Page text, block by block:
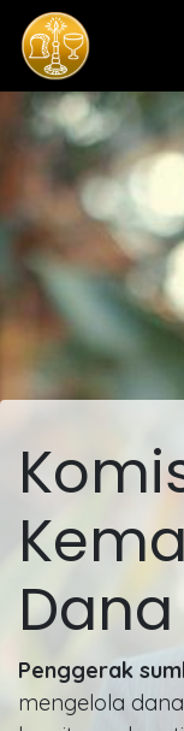
Dana
Penggerak
mengelola